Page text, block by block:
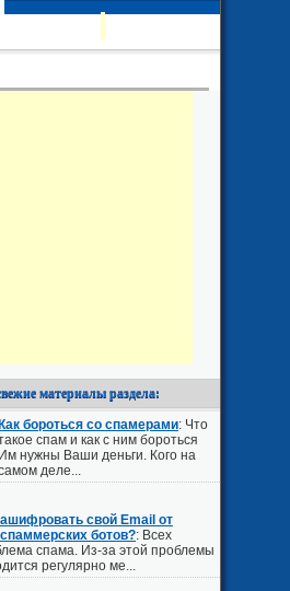
материалы раздела:
Как бороться со спамерами: Что
спам и как с ним бороться
Им нужны Ваши деньги. Кого на
деле...
свой Email от
ботов?: Всех
спама. Из-за этой проблемы
регулярно ме...